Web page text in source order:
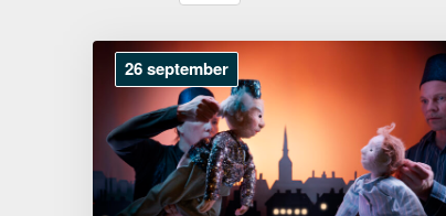
26 september